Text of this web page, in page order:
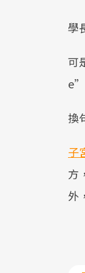
學
可
e”
換
子
方
外